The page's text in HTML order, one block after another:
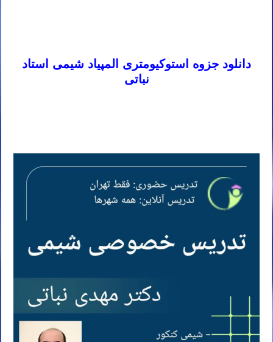
دانلود جزوه استوکیومتری المپیاد شیمی استاد
نباتی